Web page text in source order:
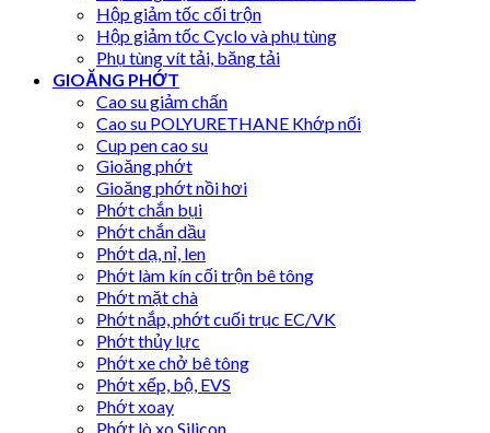
Hộp giảm tốc cối trộn
Hộp giảm tốc Cyclo và phụ tùng
Phụ tùng vít tải, băng tải
GIOĂNG PHỚT
Cao su giảm chấn
Cao su POLYURETHANE Khớp nối
Cup pen cao su
Gioăng phớt
Gioăng phớt nồi hơi
Phớt chắn bụi
Phớt chắn dầu
Phớt dạ, nỉ, len
Phớt làm kín cối trộn bê tông
Phớt mặt chà
Phớt nắp, phớt cuối trục EC/VK
Phớt thủy lực
Phớt xe chở bê tông
Phớt xếp, bộ, EVS
Phớt xoay
Phớt lò xo Silicon